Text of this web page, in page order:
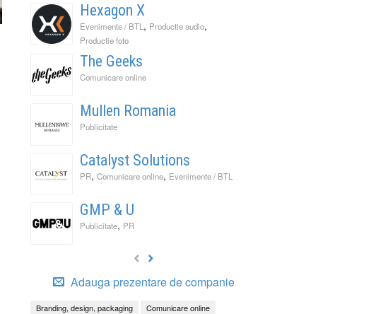
Hexagon X
Evenimente / BTL , Productie audio,
Productie foto
The Geeks
Comunicare online
Mullen Romania
Publicitate
Catalyst Solutions
PR, Comunicare online, Evenimente / BTL
GMP & U
Publicitate, PR
Adauga prezentare de companie
Branding, design, packaging
Comunicare online